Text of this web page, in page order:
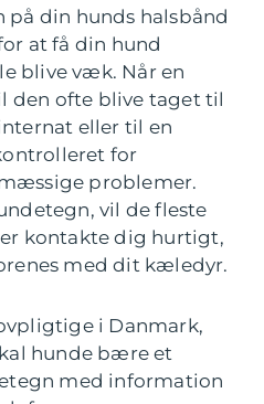
på din hunds halsbånd
at få din hund
blive væk. Når en
den ofte blive taget til
eller til en
for
problemer.
vil de fleste
kontakte dig hurtigt,
med dit kæledyr.
i Danmark,
hunde bære et
med information